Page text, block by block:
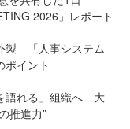
2026」レポート
製 「人事システム
ポイント
語れる」組織へ 大
推進力”